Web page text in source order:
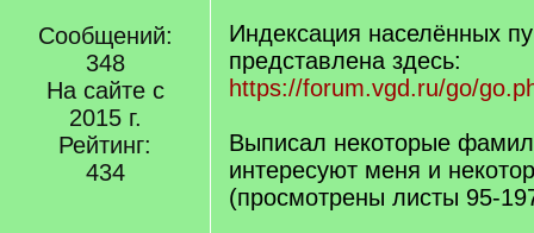
Сообщений:
348
На сайте с
2015 г.
Рейтинг:
434
Индексация населённых
представлена здесь:
https://forum.vgd.ru/go/
Выписал некоторые
интересуют меня и
(просмотрены листы 95-